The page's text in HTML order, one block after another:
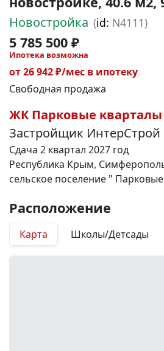
Новостройка (id: N4111)
5 785 500 ₽
Ипотека возможна
от 26 942 ₽/мес в ипотеку
Свободная продажа
ЖК Парковые кварталы
Застройщик ИнтерСтрой
Сдача 2 квартал 2027 год
Республика Крым,
сельское поселение "
Расположение
Карта Школы/Детсады